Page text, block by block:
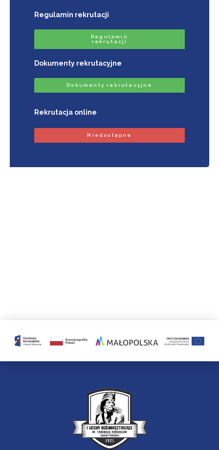
Regulamin rekrutacji
Regulamin
rekrutacji
Dokumenty rekrutacyjne
Dokumenty rekrutacyjne
Rekrutacja online
Niedostępne